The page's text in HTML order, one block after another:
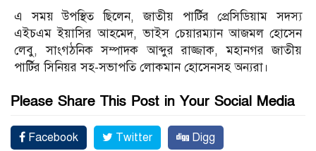
এ সময় উপস্থিত ছিলেন, জাতীয় পার্টির প্রেসিডিয়াম সদস্য
এইচএম ইয়াসির আহমেদ, ভাইস চেয়ারম্যান আজমল হোসেন
লেবু, সাংগঠনিক সম্পাদক আব্দুর রাজ্জাক, মহানগর জাতীয়
পার্টির সিনিয়র সহ-সভাপতি লোকমান হোসেনসহ অন্যরা।
Please Share This Post in Your Social Media
Facebook Twitter Digg